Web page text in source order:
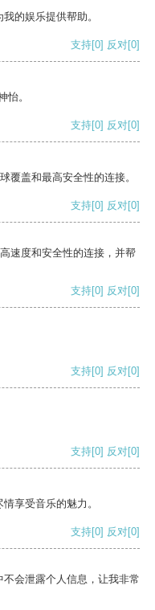
的娱乐提供帮助。
支持[0] 反对[0]
怡。
支持[0] 反对[0]
覆盖和最高安全性的连接。
支持[0] 反对[0]
速度和安全性的连接，并帮
支持[0] 反对[0]
支持[0] 反对[0]
支持[0] 反对[0]
享受音乐的魅力。
支持[0] 反对[0]
会泄露个人信息，让我非常